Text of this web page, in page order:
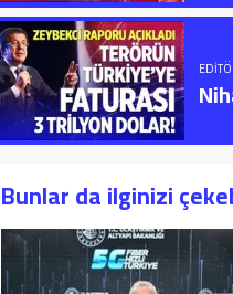
Bunlar da ilginizi